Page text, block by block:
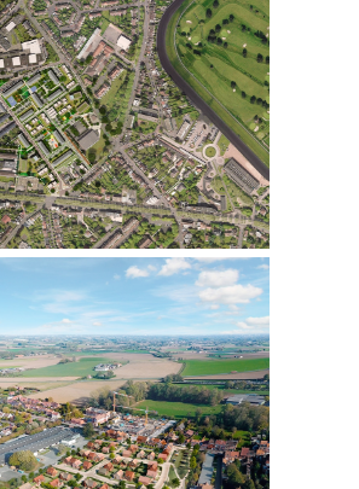
LA BRIQUETERIE
URBAINE
EN-BAROEUL | 59
SITE FLANDRES
ENNOBLISSEMENT
DE FRICHES
EN 100
LOGEMENTS